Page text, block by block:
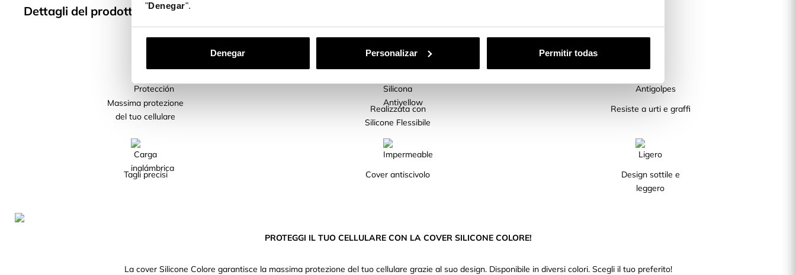
"Denegar".
Denegar Personalizar Permitir todas
Dettagli del prodotto
CARATTERISTICHE DEL PRODOTTO
Massima protezione
del tuo cellulare
Realizzata con
Silicone Flessibile
Resiste a urti e graffi
Tagli precisi Cover antiscivolo
Design sottile e
leggero
PROTEGGI IL TUO CELLULARE CON LA COVER SILICONE COLORE!
La cover Silicone Colore garantisce la massima protezione del tuo cellulare grazie al suo design. Disponibile in diversi colori. Scegli il tuo preferito!